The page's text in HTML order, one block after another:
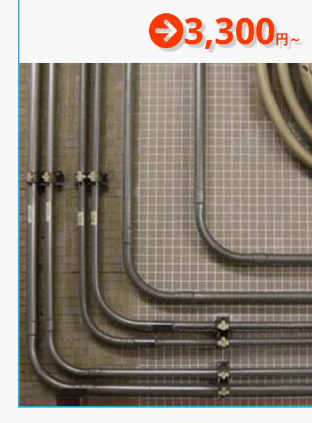
3,300円～